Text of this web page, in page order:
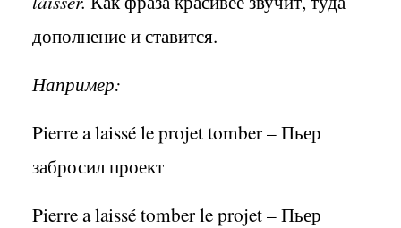
дополнение и ставится.
Например:
Pierre a laisséle projettomber –Пьер
забросил проект
Pierre a laissé tomberle projet–Пьер